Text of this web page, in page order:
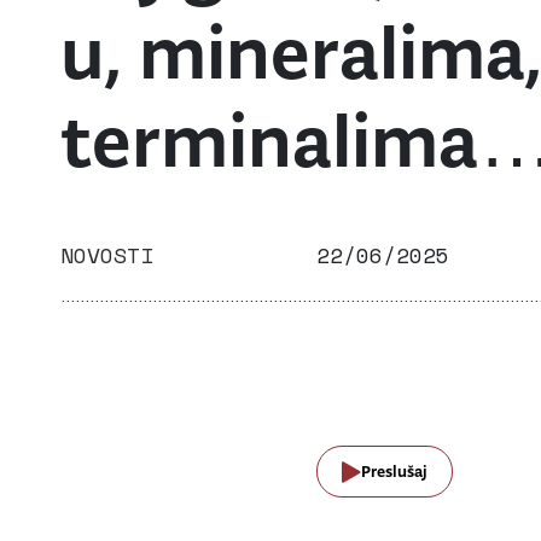
u, mineralima,
NOVOSTI 22/06/2025
Preslušaj